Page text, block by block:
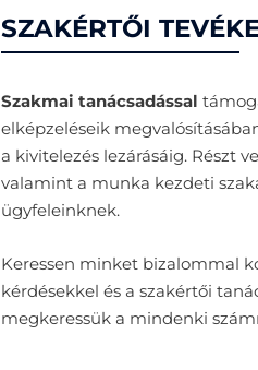
SZAKÉRTŐI
Szakmai tanácsadással
elképzeléseik
a kivitelezés lezárásáig. Részt
valamint a munka kezdeti
ügyfeleinknek.
Keressen minket bizalommal
kérdésekkel és a szakértői
megkeressük a mindenki